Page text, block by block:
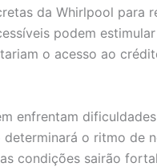
da Whirlpool para
podem
o acesso ao
enfrentam
o ritmo de
condições sairão